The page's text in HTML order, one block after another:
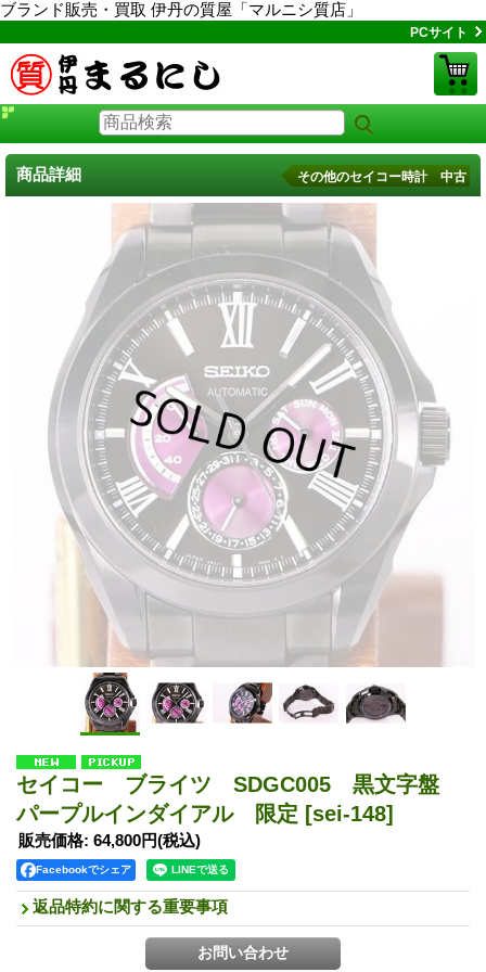
ブランド販売・買取 伊丹の質屋「マルニシ質店」
PCサイト
商品詳細 その他のセイコー時計 中古
セイコー ブライツ SDGC005 黒文字盤
パープルインダイアル 限定 [sei-148]
販売価格: 64,800円(税込)
Facebookでシェア
返品特約に関する重要事項